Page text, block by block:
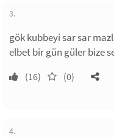
3.
gök kubbeyi sar sar
elbet bir gün güler bize
(16) (0)
4.